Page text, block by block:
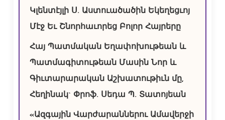
Կլենտէյլի Ս. Աստուածածին Եկեղեցւոյ
Մէջ Եւ Շնորհաւորեց Բոլոր Հայրերը
Հայ Պատմական Եղափոխութեան և
Պատմագիտութեան Մասին Նոր և
Գիւտարարական Աշխատութիւն մը,
Հեղինակ` Փրոֆ. Սեդա Պ. Տատոյեան
«Ազգային Վարժարաններու Ամավերջի